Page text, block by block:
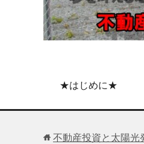
★はじめに★
不動産投資と太陽光